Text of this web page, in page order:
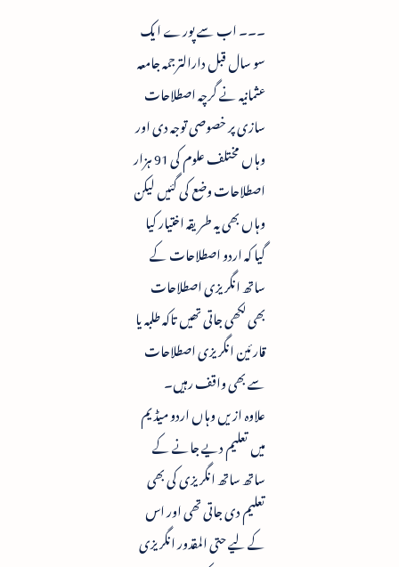
۔۔۔ اب سے پورے ایک
سو سال قبل دارالترجمہ جامعہ
عثمانیہ نے گرچہ اصطلاحات
سازی پر خصوصی توجہ دی اور
وہاں مختلف علوم کی 91 ہزار
اصطلاحات وضع کی گئیں لیکن
وہاں بھی یہ طریقہ اختیار کیا
گیا کہ اردو اصطلاحات کے
ساتھ انگریزی اصطلاحات
بھی لکھی جاتی تھیں تاکہ طلبہ یا
قارئین انگریزی اصطلاحات
سے بھی واقف رہیں۔
علاوہ ازیں وہاں اردو میڈیم
میں تعلیم دیے جانے کے
ساتھ ساتھ انگریزی کی بھی
تعلیم دی جاتی تھی اور اس
کے لیے حتی المقدور انگریزی